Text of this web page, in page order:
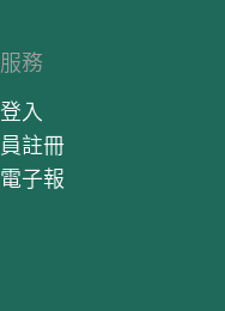
務
入
註冊
子報